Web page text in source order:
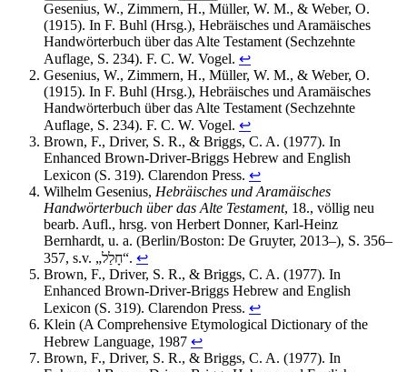
Gesenius, W., Zimmern, H., Müller, W. M., & Weber, O.
(1915). In F. Buhl (Hrsg.), Hebräisches und Aramäisches
Handwörterbuch über das Alte Testament (Sechzehnte
Auflage, S. 234). F. C. W. Vogel. ↩︎
Gesenius, W., Zimmern, H., Müller, W. M., & Weber, O.
(1915). In F. Buhl (Hrsg.), Hebräisches und Aramäisches
Handwörterbuch über das Alte Testament (Sechzehnte
Auflage, S. 234). F. C. W. Vogel. ↩︎
Brown, F., Driver, S. R., & Briggs, C. A. (1977). In
Enhanced Brown-Driver-Briggs Hebrew and English
Lexicon (S. 319). Clarendon Press. ↩︎
Wilhelm Gesenius, Hebräisches und Aramäisches
Handwörterbuch über das Alte Testament, 18., völlig neu
bearb. Aufl., hrsg. von Herbert Donner, Karl-Heinz
Bernhardt, u. a. (Berlin/Boston: De Gruyter, 2013–), S. 356–
357, s.v. „חָלַל“. ↩︎
Brown, F., Driver, S. R., & Briggs, C. A. (1977). In
Enhanced Brown-Driver-Briggs Hebrew and English
Lexicon (S. 319). Clarendon Press. ↩︎
Klein (A Comprehensive Etymological Dictionary of the
Hebrew Language, 1987 ↩︎
Brown, F., Driver, S. R., & Briggs, C. A. (1977). In